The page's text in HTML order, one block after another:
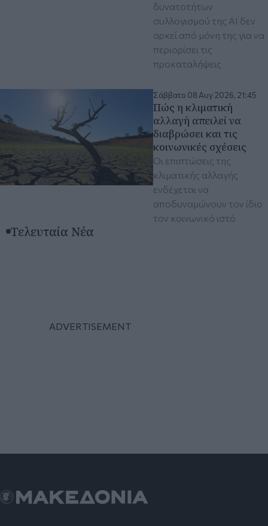
δυνατοτήτων
συλλογισμού της ΑΙ δεν
αρκεί από μόνη της για να
περιορίσει τις
προκαταλήψεις
Σάββατο 08 Αυγ 2026, 21:45
Πώς η κλιματική
αλλαγή απειλεί να
διαβρώσει και τις
κοινωνικές σχέσεις
Οι επιπτώσεις της
κλιματικής αλλαγής
ενδέχεται να
αποδυναμώνουν τον ίδιο
τον κοινωνικό ιστό
Τελευταία Νέα